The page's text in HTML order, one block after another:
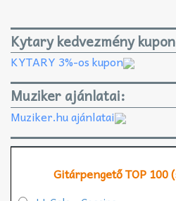
Kytary kedvezmény
KYTARY 3%-os kupon
Muziker ajánlatai:
Muziker.hu ajánlatai
Gitárpengető TOP 100